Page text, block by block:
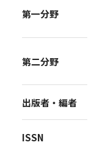
第一分野
第二分野
出版者・編者
ISSN